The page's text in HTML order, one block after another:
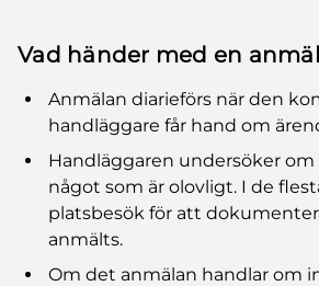
Vad händer med en
Anmälan diarieförs när den
handläggare får hand om
Handläggaren undersöker
något som är olovligt. I de
platsbesök för att
anmälts.
Om det anmälan handlar om